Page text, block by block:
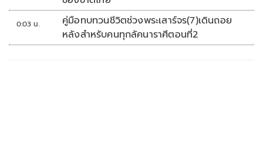
0:03 น.
คู่มือทบทวนชีวิตช่วงพระเสาร์จร(7)เดินถอย
หลังสำหรับคนทุกลัคนาราศีตอนที่2